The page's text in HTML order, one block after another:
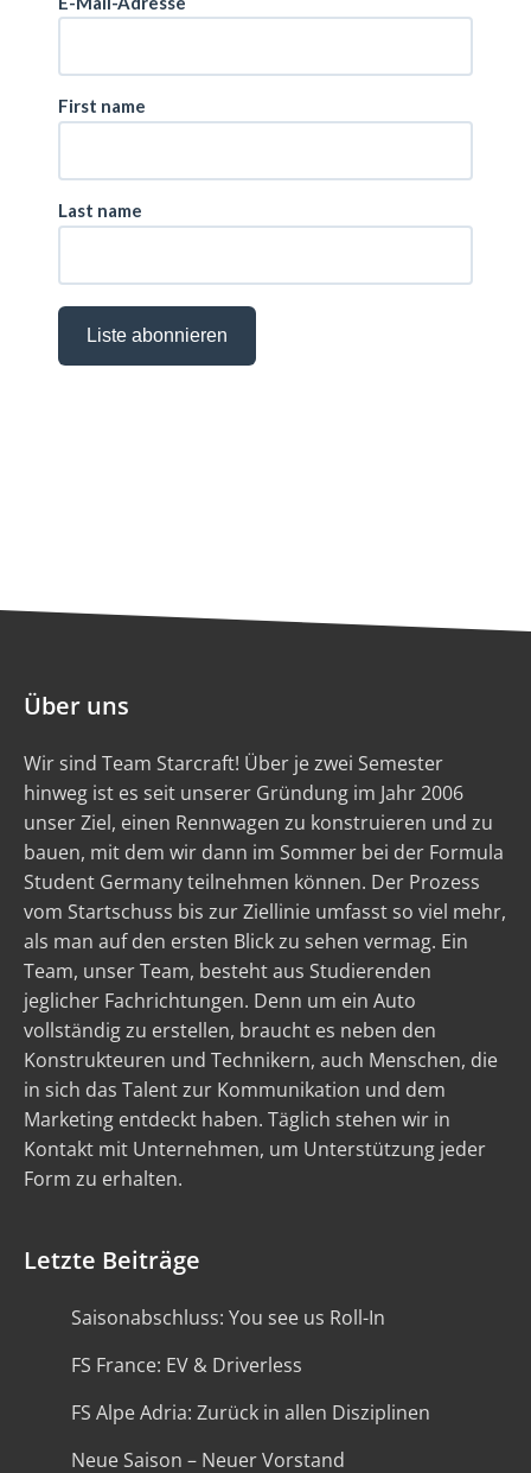
Über uns
Wir sind Team Starcraft! Über je zwei Semester
hinweg ist es seit unserer Gründung im Jahr 2006
unser Ziel, einen Rennwagen zu konstruieren und zu
bauen, mit dem wir dann im Sommer bei der Formula
Student Germany teilnehmen können. Der Prozess
vom Startschuss bis zur Ziellinie umfasst so viel mehr,
als man auf den ersten Blick zu sehen vermag. Ein
Team, unser Team, besteht aus Studierenden
jeglicher Fachrichtungen. Denn um ein Auto
vollständig zu erstellen, braucht es neben den
Konstrukteuren und Technikern, auch Menschen, die
in sich das Talent zur Kommunikation und dem
Marketing entdeckt haben. Täglich stehen wir in
Kontakt mit Unternehmen, um Unterstützung jeder
Form zu erhalten.
Letzte Beiträge
Saisonabschluss: You see us Roll-In
FS France: EV & Driverless
FS Alpe Adria: Zurück in allen Disziplinen
Neue Saison – Neuer Vorstand